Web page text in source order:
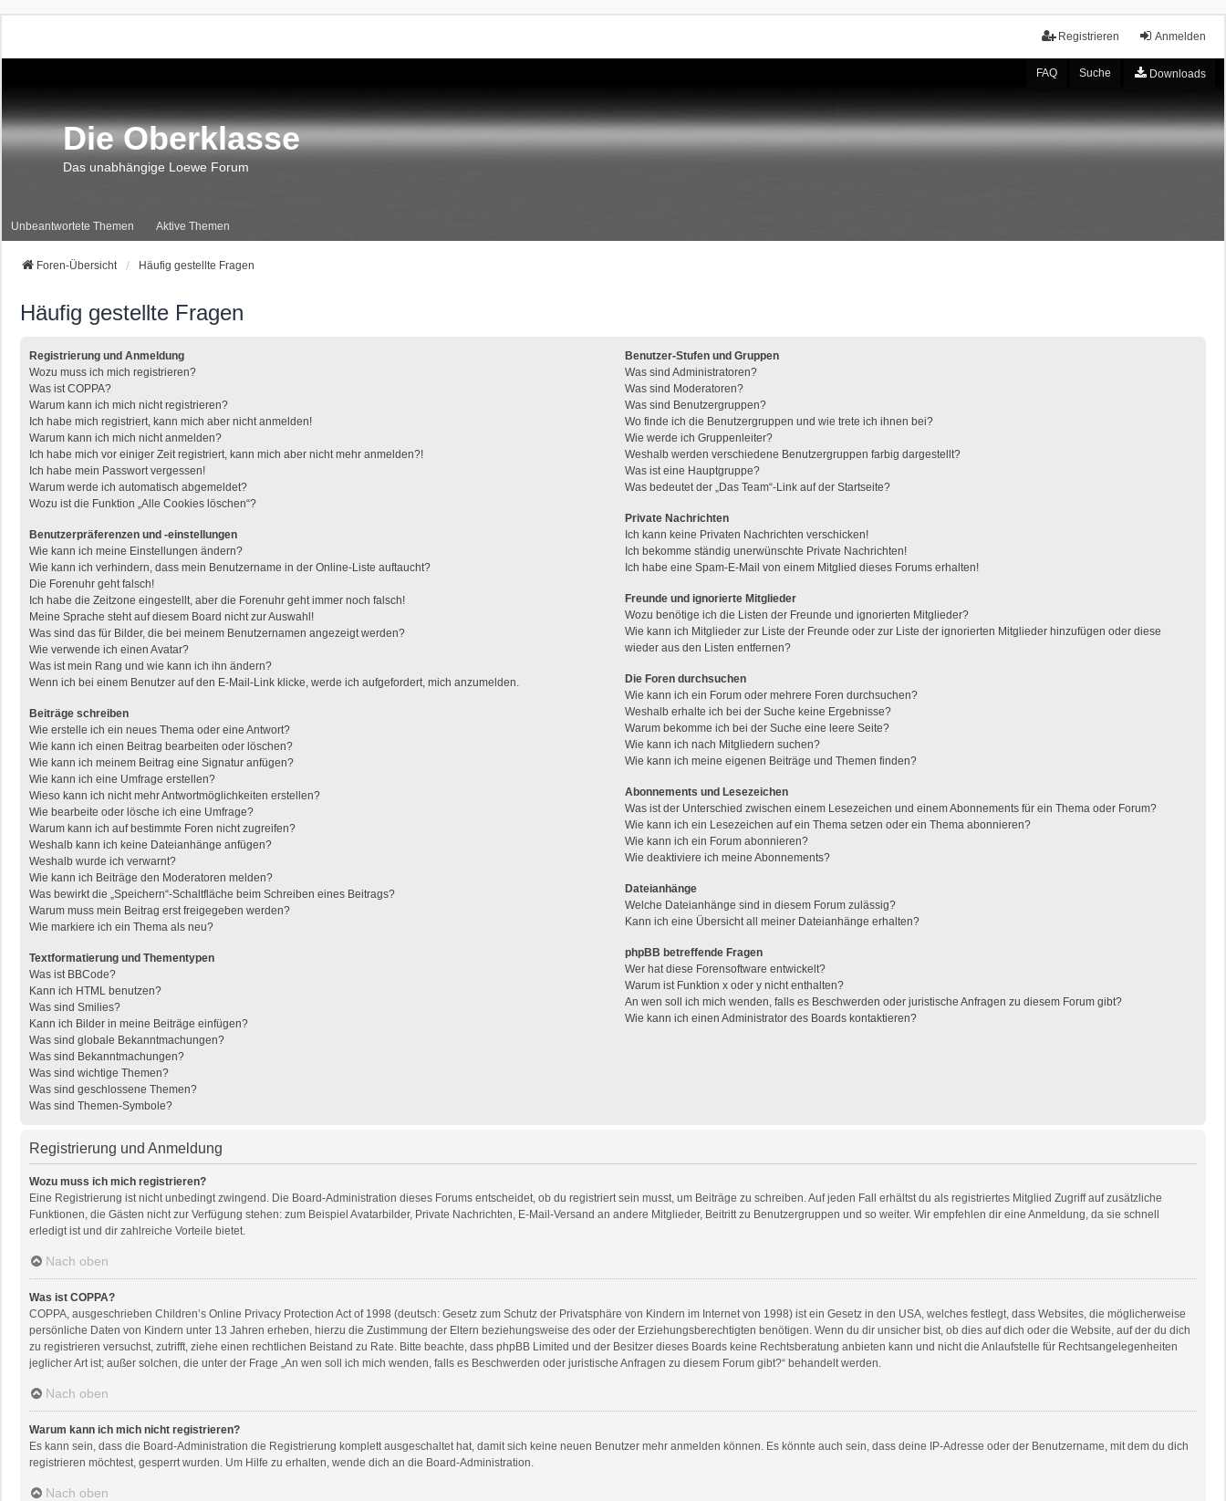
Anmelden
Registrieren
FAQ Suche Downloads
Die Oberklasse
Das unabhängige Loewe Forum
Unbeantwortete Themen Aktive Themen
Foren-Übersicht Häufig gestellte Fragen
Häufig gestellte Fragen
Registrierung und Anmeldung
Wozu muss ich mich registrieren?
Was ist COPPA?
Warum kann ich mich nicht registrieren?
Ich habe mich registriert, kann mich aber nicht anmelden!
Warum kann ich mich nicht anmelden?
Ich habe mich vor einiger Zeit registriert, kann mich aber nicht mehr anmelden?!
Ich habe mein Passwort vergessen!
Warum werde ich automatisch abgemeldet?
Wozu ist die Funktion „Alle Cookies löschen“?
Benutzerpräferenzen und -einstellungen
Wie kann ich meine Einstellungen ändern?
Wie kann ich verhindern, dass mein Benutzername in der Online-Liste auftaucht?
Die Forenuhr geht falsch!
Ich habe die Zeitzone eingestellt, aber die Forenuhr geht immer noch falsch!
Meine Sprache steht auf diesem Board nicht zur Auswahl!
Was sind das für Bilder, die bei meinem Benutzernamen angezeigt werden?
Wie verwende ich einen Avatar?
Was ist mein Rang und wie kann ich ihn ändern?
Wenn ich bei einem Benutzer auf den E-Mail-Link klicke, werde ich aufgefordert, mich anzumelden.
Beiträge schreiben
Wie erstelle ich ein neues Thema oder eine Antwort?
Wie kann ich einen Beitrag bearbeiten oder löschen?
Wie kann ich meinem Beitrag eine Signatur anfügen?
Wie kann ich eine Umfrage erstellen?
Wieso kann ich nicht mehr Antwortmöglichkeiten erstellen?
Wie bearbeite oder lösche ich eine Umfrage?
Warum kann ich auf bestimmte Foren nicht zugreifen?
Weshalb kann ich keine Dateianhänge anfügen?
Weshalb wurde ich verwarnt?
Wie kann ich Beiträge den Moderatoren melden?
Was bewirkt die „Speichern“-Schaltfläche beim Schreiben eines Beitrags?
Warum muss mein Beitrag erst freigegeben werden?
Wie markiere ich ein Thema als neu?
Textformatierung und Thementypen
Was ist BBCode?
Kann ich HTML benutzen?
Was sind Smilies?
Kann ich Bilder in meine Beiträge einfügen?
Was sind globale Bekanntmachungen?
Was sind Bekanntmachungen?
Was sind wichtige Themen?
Was sind geschlossene Themen?
Was sind Themen-Symbole?
Benutzer-Stufen und Gruppen
Was sind Administratoren?
Was sind Moderatoren?
Was sind Benutzergruppen?
Wo finde ich die Benutzergruppen und wie trete ich ihnen bei?
Wie werde ich Gruppenleiter?
Weshalb werden verschiedene Benutzergruppen farbig dargestellt?
Was ist eine Hauptgruppe?
Was bedeutet der „Das Team“-Link auf der Startseite?
Private Nachrichten
Ich kann keine Privaten Nachrichten verschicken!
Ich bekomme ständig unerwünschte Private Nachrichten!
Ich habe eine Spam-E-Mail von einem Mitglied dieses Forums erhalten!
Freunde und ignorierte Mitglieder
Wozu benötige ich die Listen der Freunde und ignorierten Mitglieder?
Wie kann ich Mitglieder zur Liste der Freunde oder zur Liste der ignorierten Mitglieder hinzufügen oder diese
wieder aus den Listen entfernen?
Die Foren durchsuchen
Wie kann ich ein Forum oder mehrere Foren durchsuchen?
Weshalb erhalte ich bei der Suche keine Ergebnisse?
Warum bekomme ich bei der Suche eine leere Seite?
Wie kann ich nach Mitgliedern suchen?
Wie kann ich meine eigenen Beiträge und Themen finden?
Abonnements und Lesezeichen
Was ist der Unterschied zwischen einem Lesezeichen und einem Abonnements für ein Thema oder Forum?
Wie kann ich ein Lesezeichen auf ein Thema setzen oder ein Thema abonnieren?
Wie kann ich ein Forum abonnieren?
Wie deaktiviere ich meine Abonnements?
Dateianhänge
Welche Dateianhänge sind in diesem Forum zulässig?
Kann ich eine Übersicht all meiner Dateianhänge erhalten?
phpBB betreffende Fragen
Wer hat diese Forensoftware entwickelt?
Warum ist Funktion x oder y nicht enthalten?
An wen soll ich mich wenden, falls es Beschwerden oder juristische Anfragen zu diesem Forum gibt?
Wie kann ich einen Administrator des Boards kontaktieren?
Registrierung und Anmeldung
Wozu muss ich mich registrieren?
Eine Registrierung ist nicht unbedingt zwingend. Die Board-Administration dieses Forums entscheidet, ob du registriert sein musst, um Beiträge zu schreiben. Auf jeden Fall erhältst du als registriertes Mitglied Zugriff auf zusätzliche
Funktionen, die Gästen nicht zur Verfügung stehen: zum Beispiel Avatarbilder, Private Nachrichten, E-Mail-Versand an andere Mitglieder, Beitritt zu Benutzergruppen und so weiter. Wir empfehlen dir eine Anmeldung, da sie schnell
erledigt ist und dir zahlreiche Vorteile bietet.
Nach oben
Was ist COPPA?
COPPA, ausgeschrieben Children’s Online Privacy Protection Act of 1998 (deutsch: Gesetz zum Schutz der Privatsphäre von Kindern im Internet von 1998) ist ein Gesetz in den USA, welches festlegt, dass Websites, die möglicherweise
persönliche Daten von Kindern unter 13 Jahren erheben, hierzu die Zustimmung der Eltern beziehungsweise des oder der Erziehungsberechtigten benötigen. Wenn du dir unsicher bist, ob dies auf dich oder die Website, auf der du dich
zu registrieren versuchst, zutrifft, ziehe einen rechtlichen Beistand zu Rate. Bitte beachte, dass phpBB Limited und der Besitzer dieses Boards keine Rechtsberatung anbieten kann und nicht die Anlaufstelle für Rechtsangelegenheiten
jeglicher Art ist; außer solchen, die unter der Frage „An wen soll ich mich wenden, falls es Beschwerden oder juristische Anfragen zu diesem Forum gibt?“ behandelt werden.
Nach oben
Warum kann ich mich nicht registrieren?
Es kann sein, dass die Board-Administration die Registrierung komplett ausgeschaltet hat, damit sich keine neuen Benutzer mehr anmelden können. Es könnte auch sein, dass deine IP-Adresse oder der Benutzername, mit dem du dich
registrieren möchtest, gesperrt wurden. Um Hilfe zu erhalten, wende dich an die Board-Administration.
Nach oben